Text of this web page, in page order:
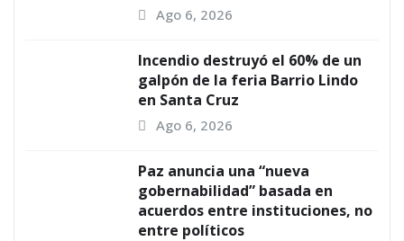
Ago 6, 2026
Incendio destruyó el 60% de un
galpón de la feria Barrio Lindo
en Santa Cruz
Ago 6, 2026
Paz anuncia una “nueva
gobernabilidad” basada en
acuerdos entre instituciones, no
entre políticos